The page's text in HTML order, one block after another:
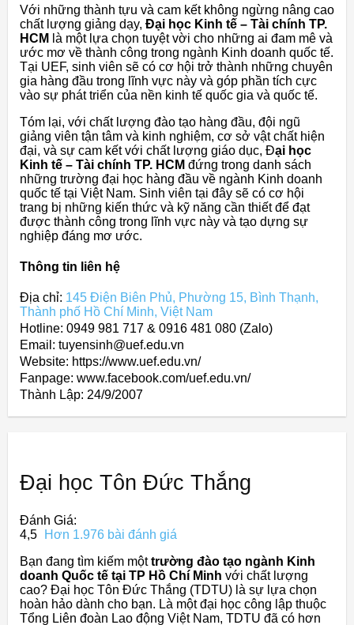
Với những thành tựu và cam kết không ngừng nâng cao
chất lượng giảng dạy, Đại học Kinh tế – Tài chính TP.
HCM là một lựa chọn tuyệt vời cho những ai đam mê và
ước mơ về thành công trong ngành Kinh doanh quốc tế.
Tại UEF, sinh viên sẽ có cơ hội trở thành những chuyên
gia hàng đầu trong lĩnh vực này và góp phần tích cực
vào sự phát triển của nền kinh tế quốc gia và quốc tế.
Tóm lại, với chất lượng đào tạo hàng đầu, đội ngũ
giảng viên tận tâm và kinh nghiệm, cơ sở vật chất hiện
đại, và sự cam kết với chất lượng giáo dục, Đại học
Kinh tế – Tài chính TP. HCM đứng trong danh sách
những trường đại học hàng đầu về ngành Kinh doanh
quốc tế tại Việt Nam. Sinh viên tại đây sẽ có cơ hội
trang bị những kiến thức và kỹ năng cần thiết để đạt
được thành công trong lĩnh vực này và tạo dựng sự
nghiệp đáng mơ ước.
Thông tin liên hệ
Địa chỉ: 145 Điện Biên Phủ, Phường 15, Bình Thạnh,
Thành phố Hồ Chí Minh, Việt Nam
Hotline: 0949 981 717 & 0916 481 080 (Zalo)
Email: tuyensinh@uef.edu.vn
Website: https://www.uef.edu.vn/
Fanpage: www.facebook.com/uef.edu.vn/
Thành Lập: 24/9/2007
Đại học Tôn Đức Thắng
Đánh Giá:
4,5
Hơn 1.976 bài đánh giá
Bạn đang tìm kiếm mộttrường đào tạo ngành Kinh
doanh Quốc tế tại TP Hồ Chí Minh với chất lượng
cao? Đại học Tôn Đức Thắng (TDTU) là sự lựa chọn
hoàn hảo dành cho bạn. Là một đại học công lập thuộc
Tổng Liên đoàn Lao động Việt Nam, TDTU đã có hơn